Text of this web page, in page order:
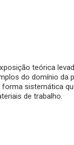
teórica
do domínio da
sistemática
de trabalho.